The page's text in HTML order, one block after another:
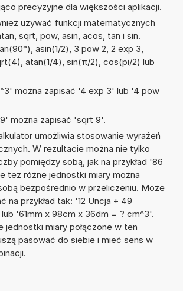
precyzyjne dla większości aplikacji.
używać funkcji matematycznych
sqrt, pow, asin, acos, tan i sin.
asin(1/2), 3 pow 2, 2 exp 3,
atan(1/4), sin(π/2), cos(pi/2) lub
można zapisać '4 exp 3' lub '4 pow
można zapisać 'sqrt 9'.
umożliwia stosowanie wyrażeń
W rezultacie można nie tylko
pomiędzy sobą, jak na przykład '86
też różne jednostki miary można
bezpośrednio w przeliczeniu. Może
na przykład tak: '12 Uncja + 49
'61mm x 98cm x 36dm = ? cm^3'.
jednostki miary połączone w ten
pasować do siebie i mieć sens w